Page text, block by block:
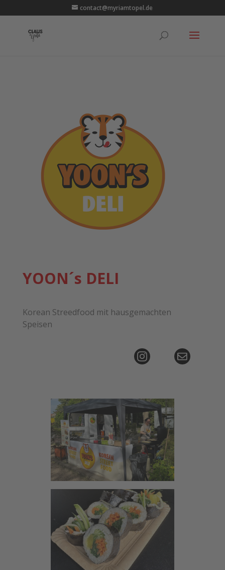
contact@myriamtopel.de
YOON´s DELI
Korean Streedfood mit hausgemachten
Speisen